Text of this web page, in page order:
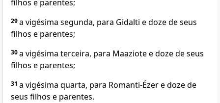
filhos e parentes;
29a vigésima segunda, para Gidalti e doze de seus
filhos e parentes;
30a vigésima terceira, para Maaziote e doze de seus
filhos e parentes;
31 a vigésima quarta, para Romanti-Ézer e doze de
seus filhos e parentes.